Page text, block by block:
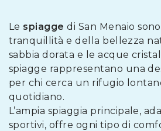
Le spiagge di San Menaio
tranquillità e della bellezza
sabbia dorata e le acque
spiagge rappresentano una
per chi cerca un rifugio
quotidiano.
L’ampia spiaggia principale,
sportivi, offre ogni tipo di